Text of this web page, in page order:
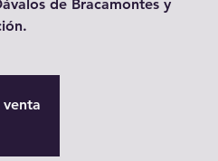
de Bracamontes y